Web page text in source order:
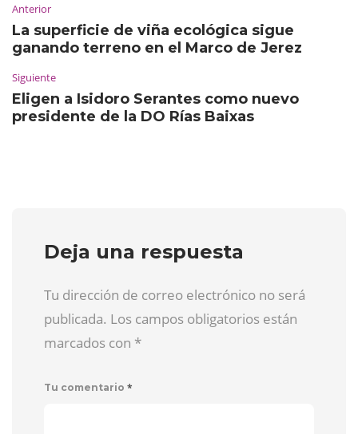
Anterior
La superficie de viña ecológica sigue
ganando terreno en el Marco de Jerez
Siguiente
Eligen a Isidoro Serantes como nuevo
presidente de la DO Rías Baixas
Deja una respuesta
Tu dirección de correo electrónico no será
publicada. Los campos obligatorios están
marcados con *
Tu comentario *